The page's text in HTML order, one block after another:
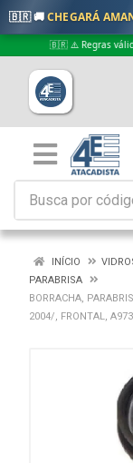
🇧🇷 🚚CHEGARÁ
🇧🇷 ⚠️ Regras válidas
INÍCIO
PARABRISA
BORRACHA,
2004/, FRONTAL,